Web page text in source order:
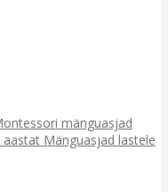
mänguasjad
aastat Mänguasjad lastele